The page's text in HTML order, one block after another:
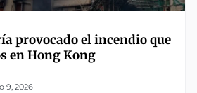
provocado el incendio que
en Hong Kong
9, 2026